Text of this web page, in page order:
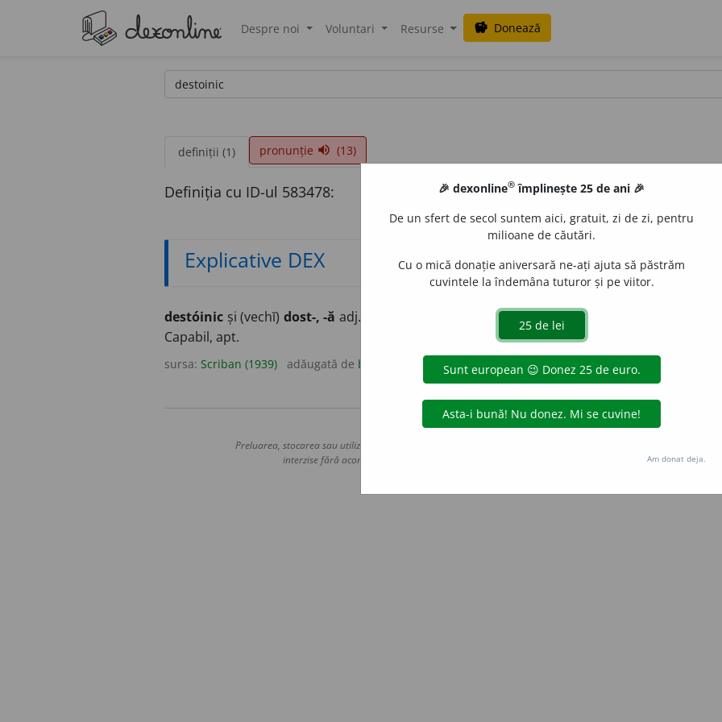
Despre noi Voluntari Resurse savings Donează
definiții (1) pronunție volume_up (13)
Definiția cu ID-ul 583478:
Explicative DEX
destóinic și (vechĭ) dost-, -ă adj. (vsl. de-slușescîld.do-], d. a sta.
Capabil, apt.
sursa: Scriban (1939) adăugată de blaurb. acțiuni
Copyright © 2004-2026 dexonline (https://dexonline.ro)
Preluarea, stocarea sau utilizarea datelor de pe acest site, inclusiv prin orice metode de extragere automată
interzise fără acordul nostru prealabil scris, cu excepția seturilor de date oferite oficial spre utilizare
🎉 dexonline® împlinește 25 de ani 🎉
De un sfert de secol suntem aici, gratuit, zi de zi, pentru
milioane de căutări.
Cu o mică donație aniversară ne-ați ajuta să păstrăm
cuvintele la îndemâna tuturor și pe viitor.
Am donat deja.